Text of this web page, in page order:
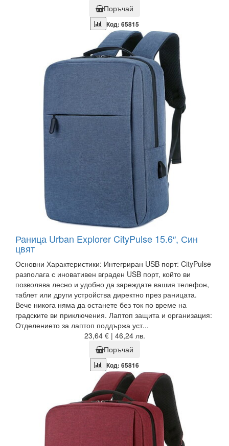
Поръчай
Код: 65815
Раница Urban Explorer CityPulse 15.6″, Син
цвят
Основни Характеристики: Интегриран USB порт: CityPulse
разполага с иновативен вграден USB порт, който ви
позволява лесно и удобно да зареждате вашия телефон,
таблет или други устройства директно през раницата.
Вече никога няма да останете без ток по време на
градските ви приключения. Лаптоп защита и организация:
Отделението за лаптоп поддържа уст...
23,64 € | 46,24 лв.
Поръчай
Код: 65816